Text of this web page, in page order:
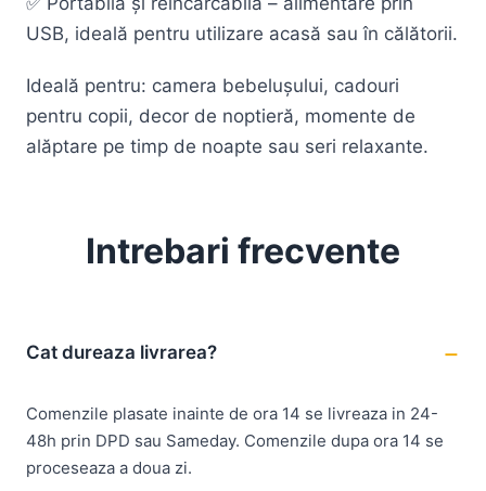
USB, ideală pentru utilizare acasă sau în călătorii.
Ideală pentru: camera bebelușului, cadouri
pentru copii, decor de noptieră, momente de
alăptare pe timp de noapte sau seri relaxante.
Intrebari frecvente
Cat dureaza livrarea?
Comenzile plasate inainte de ora 14 se livreaza in 24-
48h prin DPD sau Sameday. Comenzile dupa ora 14 se
proceseaza a doua zi.